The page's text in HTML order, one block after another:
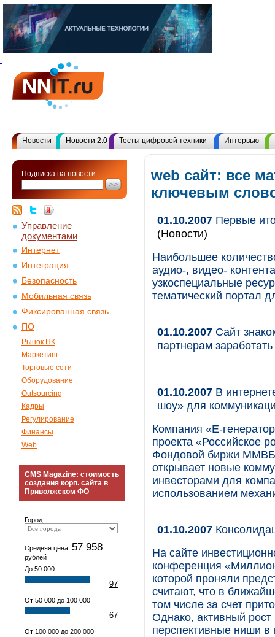
Новости Новости 2.0 Тесты цифровой техники Интервью
Подписка на новости:
Управление
документами
Интернет
Интеграция
Безопасность
Мобильная связь
Фиксированная связь
ПО
Рынок ПК
Маркетинг
Торговые сети
Оборудование
Outsourcing
Кадры
Регулирование
Финансы
Web
CMS Magazine: стоимость
создания корп. сайта в
Приволжском ФО
Город:
Средняя цена: 57 958
рублей
До 50 000
97
От 50 000 до 100 000
67
От 100 000 до 200 000
web сайт: все
ключевым
01.10.2007 Первые
(Новости)
Наибольшее
аудио-, видео-
узкоспециальные
тематический портал
01.10.2007 Сайт
партнерам
01.10.2007 В
шоу» для
Компания «Е-
проекта «Российское
Фондовой биржи ММВБ
открывает новые
инвесторами для
использованием
01.10.2007
На сайте
конференция
которой проняли
считают, что в
том числе за счет
Однако, активный рост
перспективные ниши